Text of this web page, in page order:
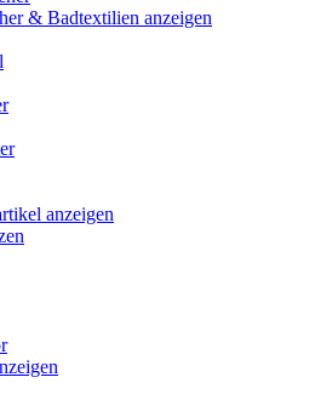
& Badtextilien anzeigen
anzeigen